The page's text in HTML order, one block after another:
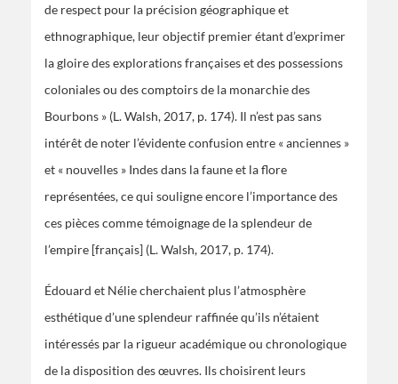
de respect pour la précision géographique et
ethnographique, leur objectif premier étant d’exprimer
la gloire des explorations françaises et des possessions
coloniales ou des comptoirs de la monarchie des
Bourbons » (L. Walsh, 2017, p. 174). Il n’est pas sans
intérêt de noter l’évidente confusion entre « anciennes »
et « nouvelles » Indes dans la faune et la flore
représentées, ce qui souligne encore l’importance des
ces pièces comme témoignage de la splendeur de
l’empire [français] (L. Walsh, 2017, p. 174).
Édouard et Nélie cherchaient plus l’atmosphère
esthétique d’une splendeur raffinée qu’ils n’étaient
intéressés par la rigueur académique ou chronologique
de la disposition des œuvres. Ils choisirent leurs